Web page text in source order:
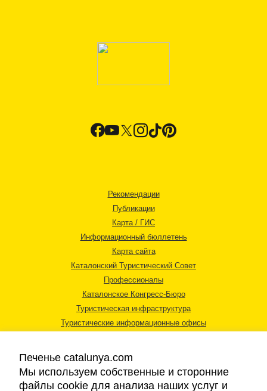
Рекомендации
Публикации
Карта / ГИС
Информационный бюллетень
Карта сайта
Каталонский Туристический Совет
Профессионалы
Каталонское Конгресс-Бюро
Туристическая инфраструктура
Туристические информационные офисы
Печенье catalunya.com
Мы используем собственные и сторонние
файлы cookie для анализа наших услуг и